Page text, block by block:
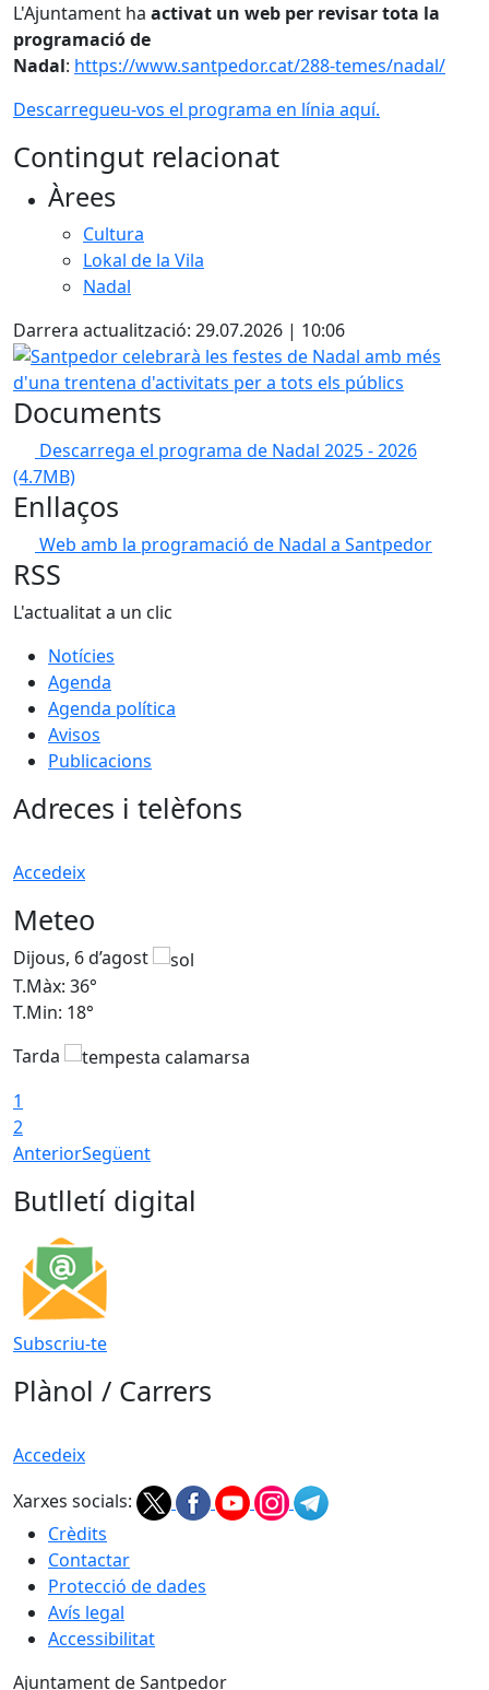
L'Ajuntament ha activat un web per revisar tota la
programació de
Nadal: https://www.santpedor.cat/288-temes/nadal/
Descarregueu-vos el programa en línia aquí.
Contingut relacionat
Àrees
Cultura
Lokal de la Vila
Nadal
Darrera actualització: 29.07.2026 | 10:06
Santpedor celebrarà les festes de Nadal amb més
Documents
Descarrega el programa de Nadal 2025 - 2026
(4.7MB)
Enllaços
Web amb la programació de Nadal a Santpedor
RSS
L'actualitat a un clic
Notícies
Agenda
Agenda política
Avisos
Publicacions
Adreces i telèfons
Accedeix
Meteo
Dijous, 6 d’agost
T.Màx: 36°
T.Min: 18°
Tarda
1
2
AnteriorSegüent
Butlletí digital
Subscriu-te
Plànol / Carrers
Accedeix
Xarxes socials:
Crèdits
Contactar
Protecció de dades
Avís legal
Accessibilitat
Ajuntament de Santpedor